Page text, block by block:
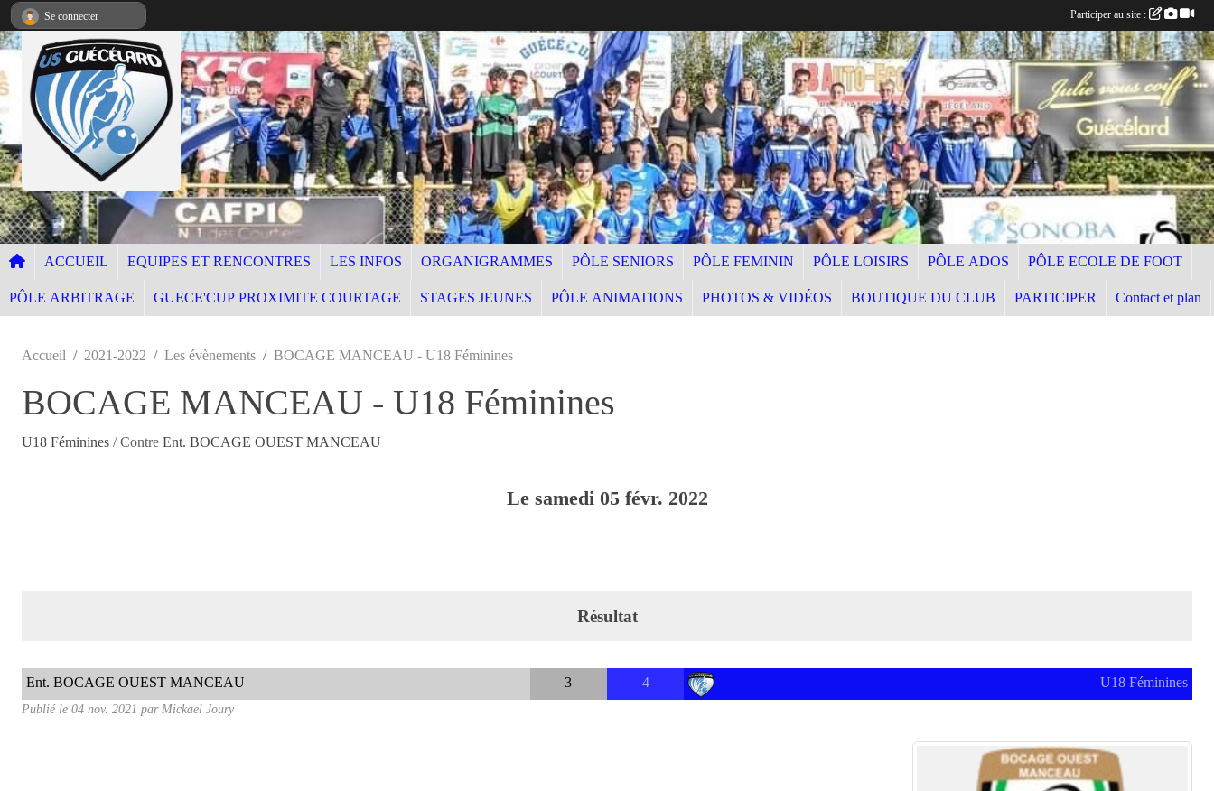
ACCUEIL EQUIPES ET RENCONTRES LES INFOS ORGANIGRAMMES PÔLE SENIORS PÔLE FEMININ PÔLE LOISIRS PÔLE ADOS PÔLE ECOLE DE FOOT
PÔLE ARBITRAGE GUECE'CUP PROXIMITE COURTAGE STAGES JEUNES PÔLE ANIMATIONS PHOTOS & VIDÉOS BOUTIQUE DU CLUB PARTICIPER Contact et plan
Accueil 2021-2022 Les évènements BOCAGE MANCEAU - U18 Féminines
BOCAGE MANCEAU - U18 Féminines
U18 Féminines / Contre Ent. BOCAGE OUEST MANCEAU
Le samedi 05 févr. 2022
Résultat
Ent. BOCAGE OUEST MANCEAU 3 4 U18 Féminines
Publié le 04 nov. 2021 par Mickael Joury
Se connecter Participer au site :
Panneau de gestion des cookies